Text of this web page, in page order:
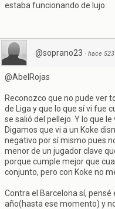
estaba funcionando de lujo.
@soprano23 · hace
@AbelRojas
Reconozco que no pude ver
de Liga y que lo que sí vi fue
se salió del pellejo. Y lo que
Digamos que vi a un Koke
negativo por sí mismo pues
menor de un jugador clave
porque cumple mejor que
conjunto, pero con Koke no
Contra el Barcelona sí, pensé
año(hasta ese momento) y